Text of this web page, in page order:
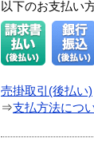
以下のお支払い
売掛取引(後払い)
⇒支払方法につ